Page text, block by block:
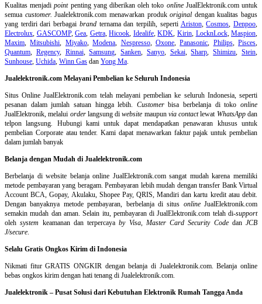
Kualitas menjadipointpenting yang diberikan oleh toko onlineJualElektronik.com untuk
semua customer. Jualelektronik.com menawarkan produkoriginal dengan kualitas bagus
yang terdiri dari berbagai brandternama dan terpilih, seperti Ariston,Cosmos,Denpoo,
Electrolux, GASCOMP,Gea, Getra,Hicook, Idealife,KDK, Kirin, LocknLock,Maspion,
Maxim,Mitsubishi, Miyako,Modena, Nespresso, Oxone,Panasonic, Philips, Pisces,
Quantum, Regency, Rinnai,Samsung,Sanken, Sanyo, Sekai,Sharp,Shimizu,Stein,
Sunhouse, Uchida, Winn Gas dan Yong Ma.
Jualelektronik.com Melayani Pembelian ke Seluruh Indonesia
Situs Online JualElektronik.com telah melayani pembelian ke seluruh Indonesia, seperti
pesanan dalam jumlah satuan hingga lebih. Customerbisa berbelanja di tokoonline
JualElektronik, melalui orderlangsung diwebsite maupun via contactlewat WhatsAppdan
telpon langsung. Hubungi kami untuk dapat mendapatkan penawaran khusus untuk
pembelian Corporate atau tender. Kami dapat menawarkan faktur pajak untuk pembelian
dalam jumlah banyak
Belanja dengan Mudah di Jualelektronik.com
Berbelanja diwebsite belanja online JualElektronik.com sangat mudah karena memiliki
metode pembayaran yang beragam. Pembayaran lebih mudah dengan transfer Bank Virtual
Account BCA, Gopay, Akulaku, Shopee Pay, QRIS, Mandiri dan kartu kredit atau debit.
Dengan banyaknya metode pembayaran, berbelanja di situs onlineJualElektronik.com
semakin mudah dan aman. Selain itu, pembayaran di JualElektronik.com telah di-support
olehsystem keamanan dan terpercayaby Visa, Master Card Security Codedan JCB
J/secure.
Selalu Gratis Ongkos Kirim di Indonesia
Nikmati fitur GRATIS ONGKIR dengan belanja di Jualelektronik.com. Belanja online
bebas ongkos kirim dengan hati tenang di Jualelektronik.com.
Jualelektronik – Pusat Solusi dari Kebutuhan Elektronik Rumah Tangga Anda